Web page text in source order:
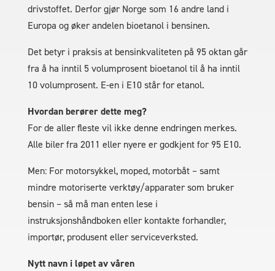
drivstoffet. Derfor gjør Norge som 16 andre land i
Europa og øker andelen bioetanol i bensinen.
Det betyr i praksis at bensinkvaliteten på 95 oktan går
fra å ha inntil 5 volumprosent bioetanol til å ha inntil
10 volumprosent. E-en i E10 står for etanol.
Hvordan berører dette meg?
For de aller fleste vil ikke denne endringen merkes.
Alle biler fra 2011 eller nyere er godkjent for 95 E10.
Men: For motorsykkel, moped, motorbåt – samt
mindre motoriserte verktøy/apparater som bruker
bensin – så må man enten lese i
instruksjonshåndboken eller kontakte forhandler,
importør, produsent eller serviceverksted.
Nytt navn i løpet av våren